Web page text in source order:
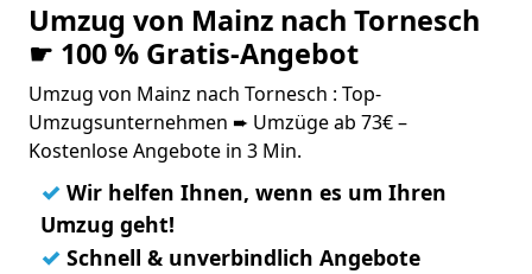
Umzug von Mainz nach Tornesch
☛ 100 % Gratis-Angebot
Umzug von Mainz nach Tornesch : Top-
Umzugsunternehmen ➨ Umzüge ab 73€ –
Kostenlose Angebote in 3 Min.
✓ Wir helfen Ihnen, wenn es um Ihren
Umzug geht!
✓ Schnell & unverbindlich Angebote